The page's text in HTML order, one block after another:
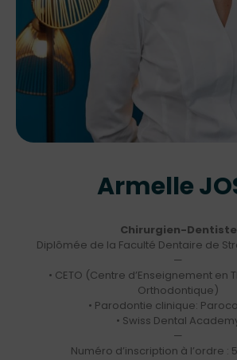
Armelle
Chirurgien-Dentiste
Diplômée de la Faculté Dentaire de
—
• CETO (Centre d’Enseignement en
Orthodontique)
• Parodontie clinique:
• Swiss Dental
—
Numéro d’inscription à l’ordre :